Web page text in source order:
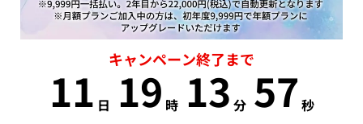
キャンペーン終了まで
11 日 19 時 13 分 56 秒